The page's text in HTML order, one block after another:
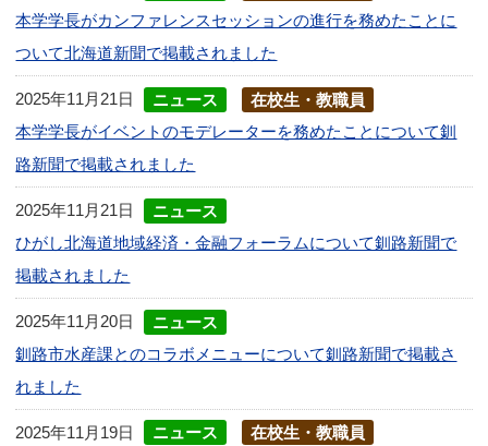
本学学長がカンファレンスセッションの進行を務めたことに
ついて北海道新聞で掲載されました
2025年11月21日 ニュース
在校生・教職員
本学学長がイベントのモデレーターを務めたことについて釧
路新聞で掲載されました
2025年11月21日
ニュース
ひがし北海道地域経済・金融フォーラムについて釧路新聞で
掲載されました
2025年11月20日
ニュース
釧路市水産課とのコラボメニューについて釧路新聞で掲載さ
れました
2025年11月19日 ニュース
在校生・教職員